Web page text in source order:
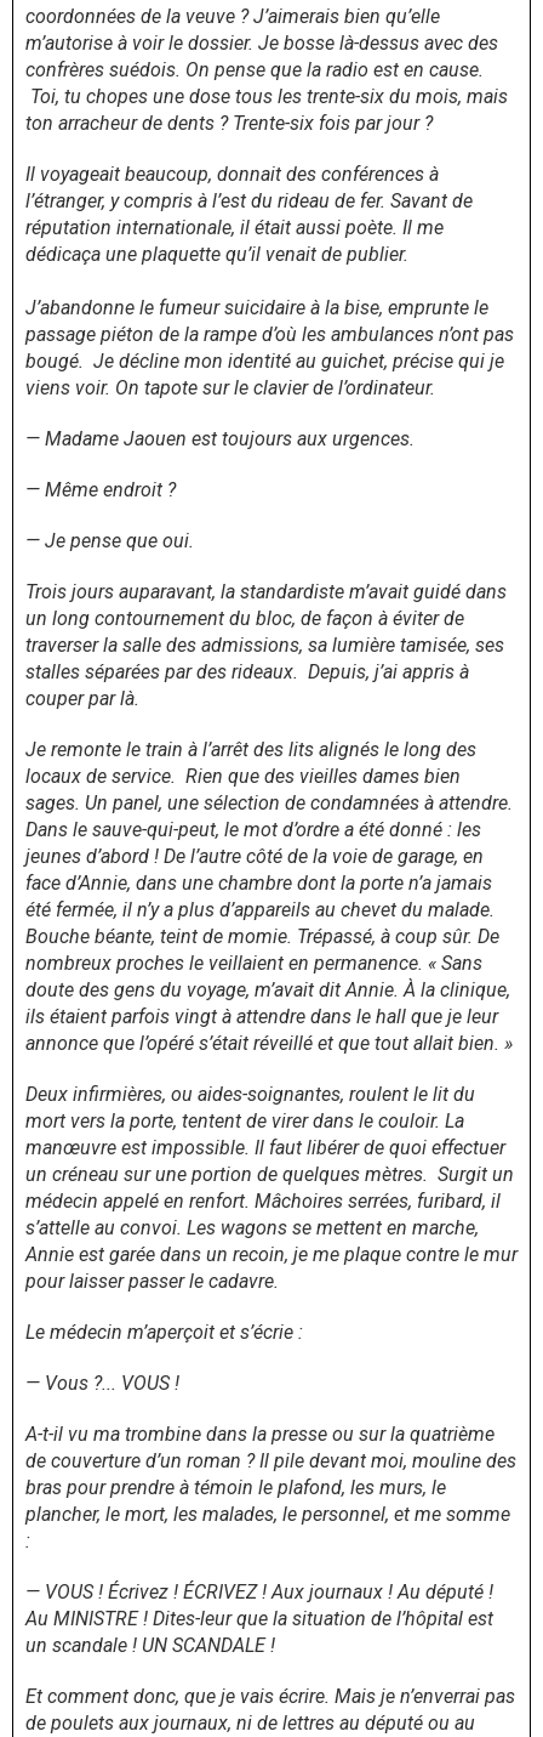
coordonnées de la veuve ? J’aimerais bien qu’elle
m’autorise à voir le dossier. Je bosse là-dessus avec des
confrères suédois. On pense que la radio est en cause.
Toi, tu chopes une dose tous les trente-six du mois, mais
ton arracheur de dents ? Trente-six fois par jour ?
Il voyageait beaucoup, donnait des conférences à
l’étranger, y compris à l’est du rideau de fer. Savant de
réputation internationale, il était aussi poète. Il me
dédicaça une plaquette qu’il venait de publier.
J’abandonne le fumeur suicidaire à la bise, emprunte le
passage piéton de la rampe d’où les ambulances n’ont pas
bougé. Je décline mon identité au guichet, précise qui je
viens voir. On tapote sur le clavier de l’ordinateur.
— Madame Jaouen est toujours aux urgences.
— Même endroit ?
— Je pense que oui.
Trois jours auparavant, la standardiste m’avait guidé dans
un long contournement du bloc, de façon à éviter de
traverser la salle des admissions, sa lumière tamisée, ses
stalles séparées par des rideaux. Depuis, j’ai appris à
couper par là.
Je remonte le train à l’arrêt des lits alignés le long des
locaux de service. Rien que des vieilles dames bien
sages. Un panel, une sélection de condamnées à attendre.
Dans le sauve-qui-peut, le mot d’ordre a été donné : les
jeunes d’abord ! De l’autre côté de la voie de garage, en
face d’Annie, dans une chambre dont la porte n’a jamais
été fermée, il n’y a plus d’appareils au chevet du malade.
Bouche béante, teint de momie. Trépassé, à coup sûr. De
nombreux proches le veillaient en permanence. « Sans
doute des gens du voyage, m’avait dit Annie. À la clinique,
ils étaient parfois vingt à attendre dans le hall que je leur
annonce que l’opéré s’était réveillé et que tout allait bien. »
Deux infirmières, ou aides-soignantes, roulent le lit du
mort vers la porte, tentent de virer dans le couloir. La
manœuvre est impossible. Il faut libérer de quoi effectuer
un créneau sur une portion de quelques mètres. Surgit un
médecin appelé en renfort. Mâchoires serrées, furibard, il
s’attelle au convoi. Les wagons se mettent en marche,
Annie est garée dans un recoin, je me plaque contre le mur
pour laisser passer le cadavre.
Le médecin m’aperçoit et s’écrie :
— Vous ?... VOUS !
A-t-il vu ma trombine dans la presse ou sur la quatrième
de couverture d’un roman ? Il pile devant moi, mouline des
bras pour prendre à témoin le plafond, les murs, le
plancher, le mort, les malades, le personnel, et me somme
:
— VOUS ! Écrivez ! ÉCRIVEZ ! Aux journaux ! Au député !
Au MINISTRE ! Dites-leur que la situation de l’hôpital est
un scandale ! UN SCANDALE !
Et comment donc, que je vais écrire. Mais je n’enverrai pas
de poulets aux journaux, ni de lettres au député ou au